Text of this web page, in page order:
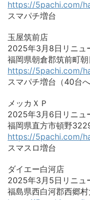
https://5pachi.com/
スマパチ増台
玉屋筑前店
2025年3月8日リニュ
福岡県朝倉郡筑前町
https://5pachi.com/
スマパチ増台（40台へ
メッカＸＰ
2025年3月6日リニュ
福岡県直方市頓野
https://5pachi.com/
スマスロ増台
ダイエー白河店
2025年3月5日リニュ
福島県西白河郡西郷